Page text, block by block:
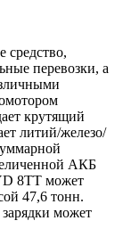
средство,
перевозки, а
крутящий
литий/железо/
АКБ
8TT может
47,6 тонн.
может